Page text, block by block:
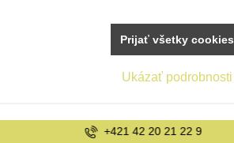
info@bolex.sk
Ukázať podrobnosti
Prijať všetky cookies